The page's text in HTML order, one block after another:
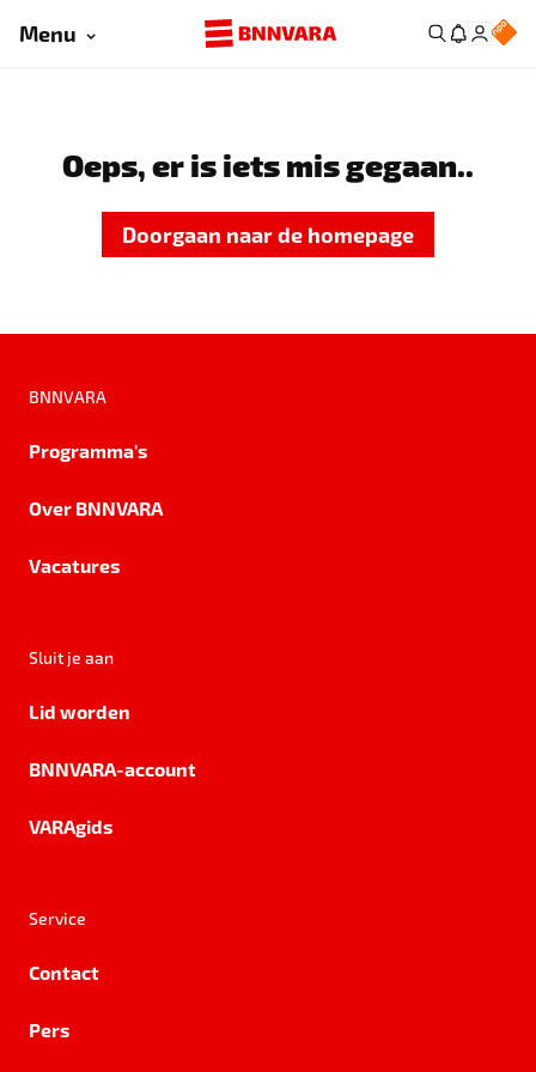
Menu
Oeps, er is iets mis gegaan..
Doorgaan naar de homepage
BNNVARA
Programma's
Over BNNVARA
Vacatures
Sluit je aan
Lid worden
BNNVARA-account
VARAgids
Service
Contact
Pers